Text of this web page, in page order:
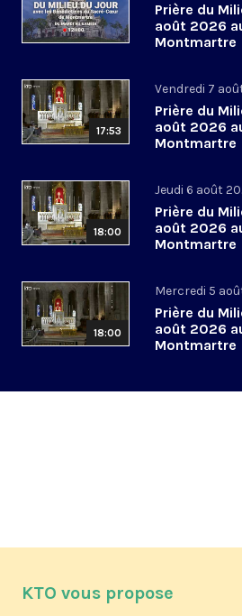
Prière du
août 2026
Montmartre
17:53
Vendredi 7
Prière du
août 2026
Montmartre
18:00
Jeudi 6 août
Prière du
août 2026
Montmartre
18:00
Mercredi 5
Prière du
août 2026
Montmartre
KTO vous propose